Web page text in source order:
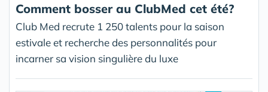
Comment bosser au ClubMed cet été?
Club Med recrute 1 250 talents pour la saison
estivale et recherche des personnalités pour
incarner sa vision singulière du luxe